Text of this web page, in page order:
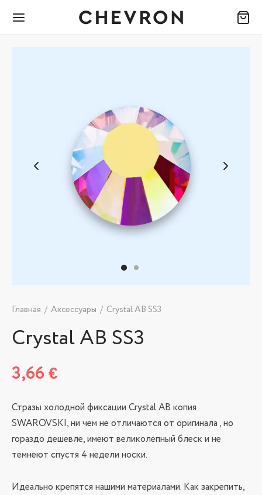
Главная / Аксессуары / Crystal AB SS3
Crystal AB SS3
3,66€
Стразы холодной фиксации Сrystal AB копия
SWAROVSKI, ни чем не отличаются от оригинала , но
гораздо дешевле, имеют великолепный блеск и не
темнеют спустя 4 недели носки.
Идеально крепятся нашими материалами. Как закрепить,